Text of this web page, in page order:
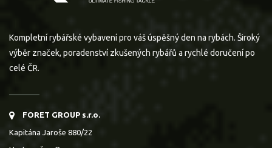
Kompletní rybářské vybavení pro váš úspěšný den na rybách. Široký
výběr značek, poradenství zkušených rybářů a rychlé doručení po
celé ČR.
FORET GROUP s.r.o.
Kapitána Jaroše 880/22